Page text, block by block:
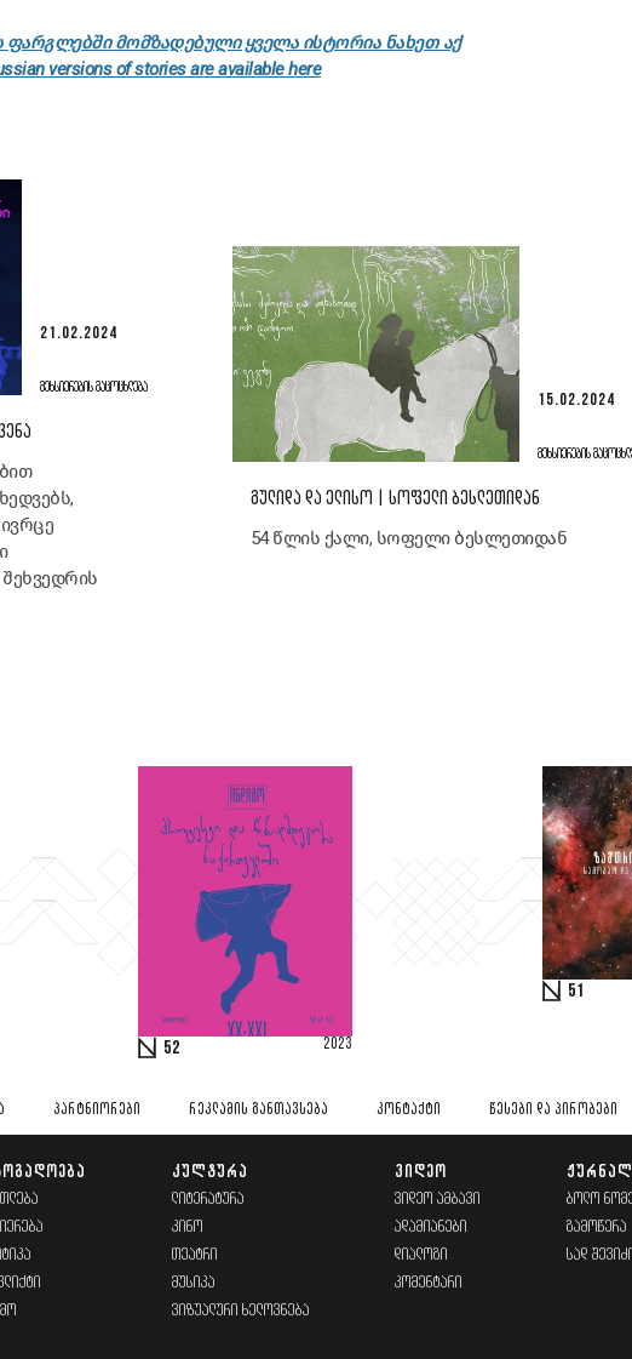
ფარგლებში მომზადებული ყველა ისტორია ნახეთ აქ
versions of stories are available here
21.02.2024
ᲛᲔᲮᲡᲘᲔᲠᲔᲑᲘᲡ ᲒᲐᲪᲝᲪᲮᲚᲔᲑᲐ
15.02.2024
ᲛᲔᲮᲡᲘᲔᲠᲔᲑᲘᲡ
ᲒᲣᲚᲘᲓᲐ ᲓᲐ ᲔᲚᲘᲡᲝ | ᲡᲝᲤᲔᲚᲘ ᲑᲔᲡᲚᲔᲗᲘᲓᲐᲜ
54 წლის ქალი, სოფელი ბესლეთიდან
52 2023
51
ᲞᲐᲠᲢᲜᲘᲝᲠᲔᲑᲘ ᲠᲔᲙᲚᲐᲛᲘᲡ ᲒᲐᲜᲗᲐᲕᲡᲔᲑᲐ ᲙᲝᲜᲢᲐᲥᲢᲘ ᲬᲔᲡᲔᲑᲘ ᲓᲐ ᲞᲘᲠᲝᲑᲔᲑᲘ
ᲙᲣᲚᲢᲣᲠᲐ
ᲚᲘᲢᲔᲠᲐᲢᲣᲠᲐ
ᲙᲘᲜᲝ
ᲗᲔᲐᲢᲠᲘ
ᲛᲣᲡᲘᲙᲐ
ᲕᲘᲖᲣᲐᲚᲣᲠᲘ ᲮᲔᲚᲝᲕᲜᲔᲑᲐ
ᲕᲘᲓᲔᲝ
ᲕᲘᲓᲔᲝ ᲐᲛᲑᲐᲕᲘ
ᲐᲓᲐᲛᲘᲐᲜᲔᲑᲘ
ᲓᲘᲐᲚᲝᲒᲘ
ᲙᲝᲛᲔᲜᲢᲐᲠᲘ
ᲑᲝᲚᲝ
ᲒᲐᲛᲝᲬᲔᲠᲐ
ᲡᲐᲓ